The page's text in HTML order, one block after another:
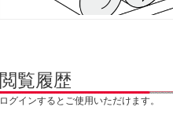
閲覧履歴
ログインするとご使用いただけます。